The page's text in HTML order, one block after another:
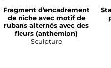
Fragment d’encadrement
de niche avec motif de
rubans alternés avec des
fleurs (anthemion)
Sculpture